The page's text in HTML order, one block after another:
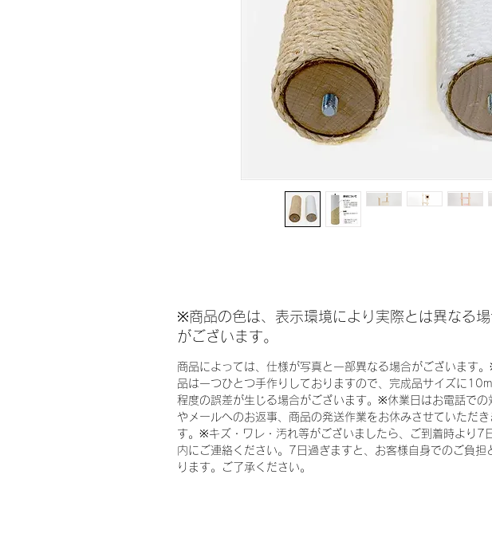
※商品の色は、表示環境により実際とは異なる場
がございます。
商品によっては、仕様が写真と一部異なる場合がございます
品は一つひとつ手作りしておりますので、完成品サイズに
程度の誤差が生じる場合がございます。※休業日はお電話での
やメールへのお返事、商品の発送作業をお休みさせていただき
す。※キズ・ワレ・汚れ等がございましたら、ご到着時より7
内にご連絡ください。7日過ぎますと、お客様自身でのご負担
ります。ご了承ください。